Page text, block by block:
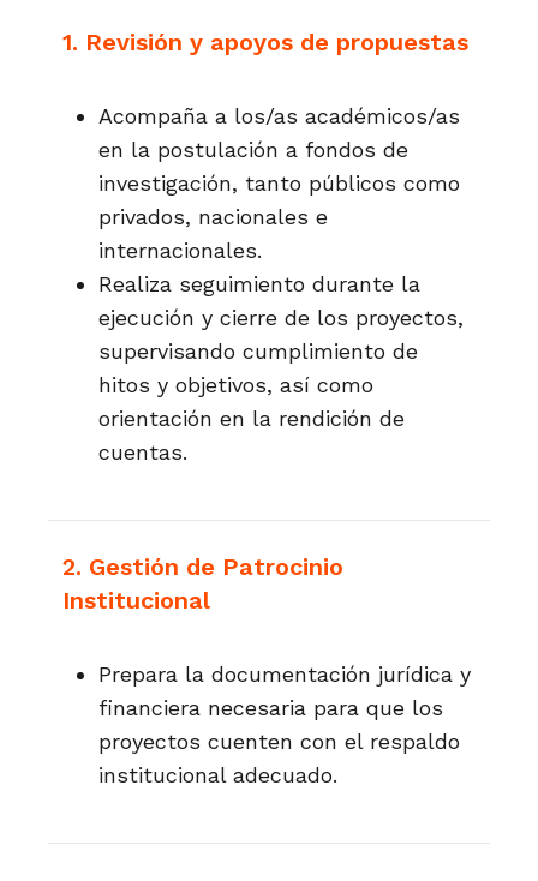
1. Revisión y apoyos de propuestas
Acompaña a los/as académicos/as
en la postulación a fondos de
investigación, tanto públicos como
privados, nacionales e
internacionales.
Realiza seguimiento durante la
ejecución y cierre de los proyectos,
supervisando cumplimiento de
hitos y objetivos, así como
orientación en la rendición de
cuentas.
2. Gestión de Patrocinio
Institucional
Prepara la documentación jurídica y
financiera necesaria para que los
proyectos cuenten con el respaldo
institucional adecuado.